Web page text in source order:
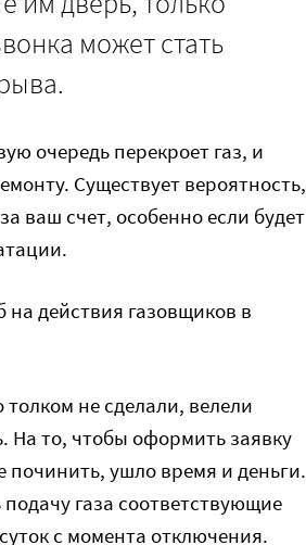
может стать
очередь перекроет газ, и
Существует вероятность,
ваш счет, особенно если будет
на действия газовщиков в
не сделали, велели
На то, чтобы оформить заявку
починить, ушло время и деньги.
газа соответствующие
с момента отключения.